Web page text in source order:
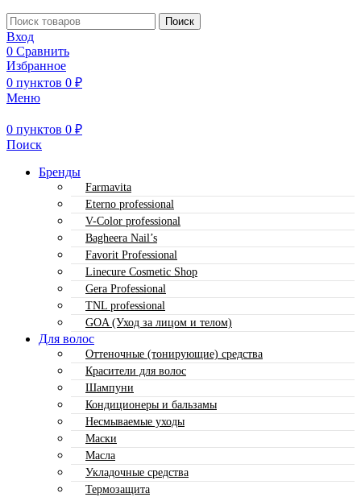
Поиск
Вход
0 Сравнить
Избранное
0 пунктов 0 ₽
Меню
0 пунктов 0 ₽
Поиск
Бренды
Farmavita
Eterno professional
V-Color professional
Bagheera Nail’s
Favorit Professional
Linecure Cosmetic Shop
Gera Professional
TNL professional
GOA (Уход за лицом и телом)
Для волос
Оттеночные (тонирующие) средства
Красители для волос
Шампуни
Кондиционеры и бальзамы
Несмываемые уходы
Маски
Масла
Укладочные средства
Термозащита